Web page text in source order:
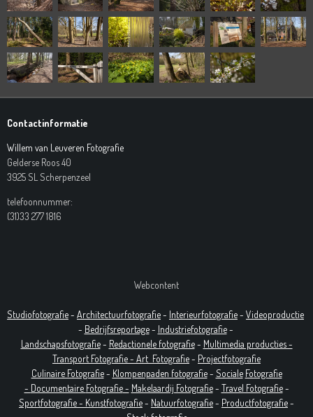
Contactinformatie
Willem van Leuveren Fotografie
Gelderse Roos 40
3925 SL Scherpenzeel
telefoonnummer:
(31)33 277 1816
Webcontent
Studiofotografie- Architectuurfotografie- Interieurfotografie- Videoproductie
- Bedrijfsreportage- Industriefotografie-
Landschapsfotografie- Redactionele fotografie- Multimedia producties -
Transport Fotografie - Art Fotografie- Projectfotografie
Culinaire Fotografie- Klompenpaden fotografie- Sociale Fotografie
- Documentaire Fotografie- Makelaardij Fotografie- Travel Fotografie-
Sportfotografie - Kunstfotografie- Natuurfotografie- Productfotografie-